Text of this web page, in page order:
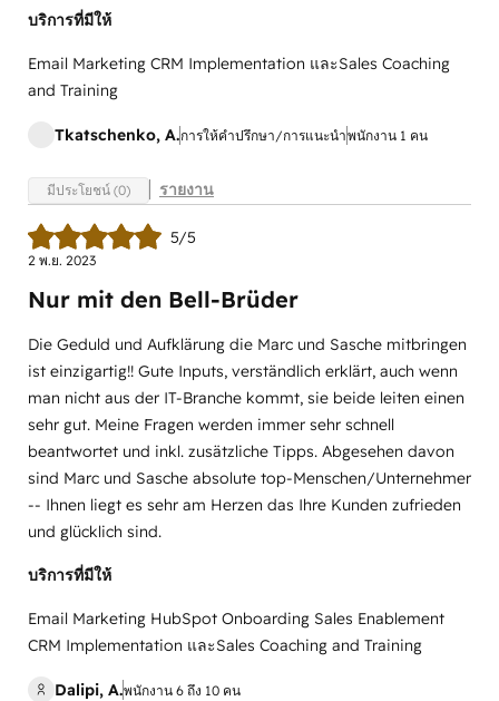
บริการที่มีให้
Email Marketing CRM Implementation และSales Coaching
and Training
Tkatschenko, A.การให้คำปรึกษา/การแนะนำพนักงาน 1 คน
มีประโยชน์ (0) รายงาน
5/5
2 พ.ย. 2023
Nur mit den Bell-Brüder
Die Geduld und Aufklärung die Marc und Sasche mitbringen
ist einzigartig!! Gute Inputs, verständlich erklärt, auch wenn
man nicht aus der IT-Branche kommt, sie beide leiten einen
sehr gut. Meine Fragen werden immer sehr schnell
beantwortet und inkl. zusätzliche Tipps. Abgesehen davon
sind Marc und Sasche absolute top-Menschen/Unternehmer
-- Ihnen liegt es sehr am Herzen das Ihre Kunden zufrieden
und glücklich sind.
บริการที่มีให้
Email Marketing HubSpot Onboarding Sales Enablement
CRM Implementation และSales Coaching and Training
Dalipi, A.พนักงาน 6 ถึง 10 คน